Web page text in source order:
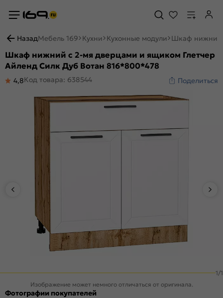
НазадМебель 169 Кухни Кухонные модули Шкаф нижний
Шкаф нижний с 2-мя дверцами и ящиком Глетчер
Айленд Силк Дуб Вотан 816*800*478
4,8Код товара: 638544 Поделиться
1/1
Изображение может немного отличаться от оригинала.
Фотографии покупателей